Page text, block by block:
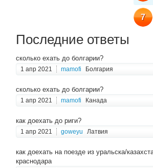
7
Последние ответы
сколько ехать до болгарии?
1 апр 2021 mamofi Болгария
сколько ехать до болгарии?
1 апр 2021 mamofi Канада
как доехать до риги?
1 апр 2021 goweyu Латвия
как доехать на поезде из уральска/
краснодара